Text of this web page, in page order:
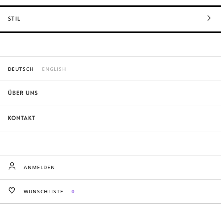
STIL
DEUTSCH ENGLISH
ÜBER UNS
KONTAKT
ANMELDEN
WUNSCHLISTE 0